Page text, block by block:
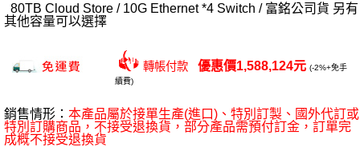
80TB Cloud Store / 10G Ethernet *4 Switch / 富銘公司貨 另有
其他容量可以選擇
轉帳付款 優惠價1,588,124元 (-2%+免手
續費)
銷售情形： 本產品屬於接單生產(進口)、特別訂製、國外代訂或
特別訂購商品，不接受退換貨，部分產品需預付訂金，訂單完
成概不接受退換貨